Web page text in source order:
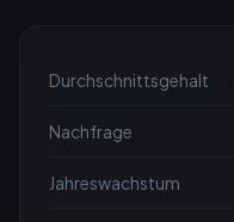
Durchschnittsgehalt
Nachfrage
Jahreswachstum